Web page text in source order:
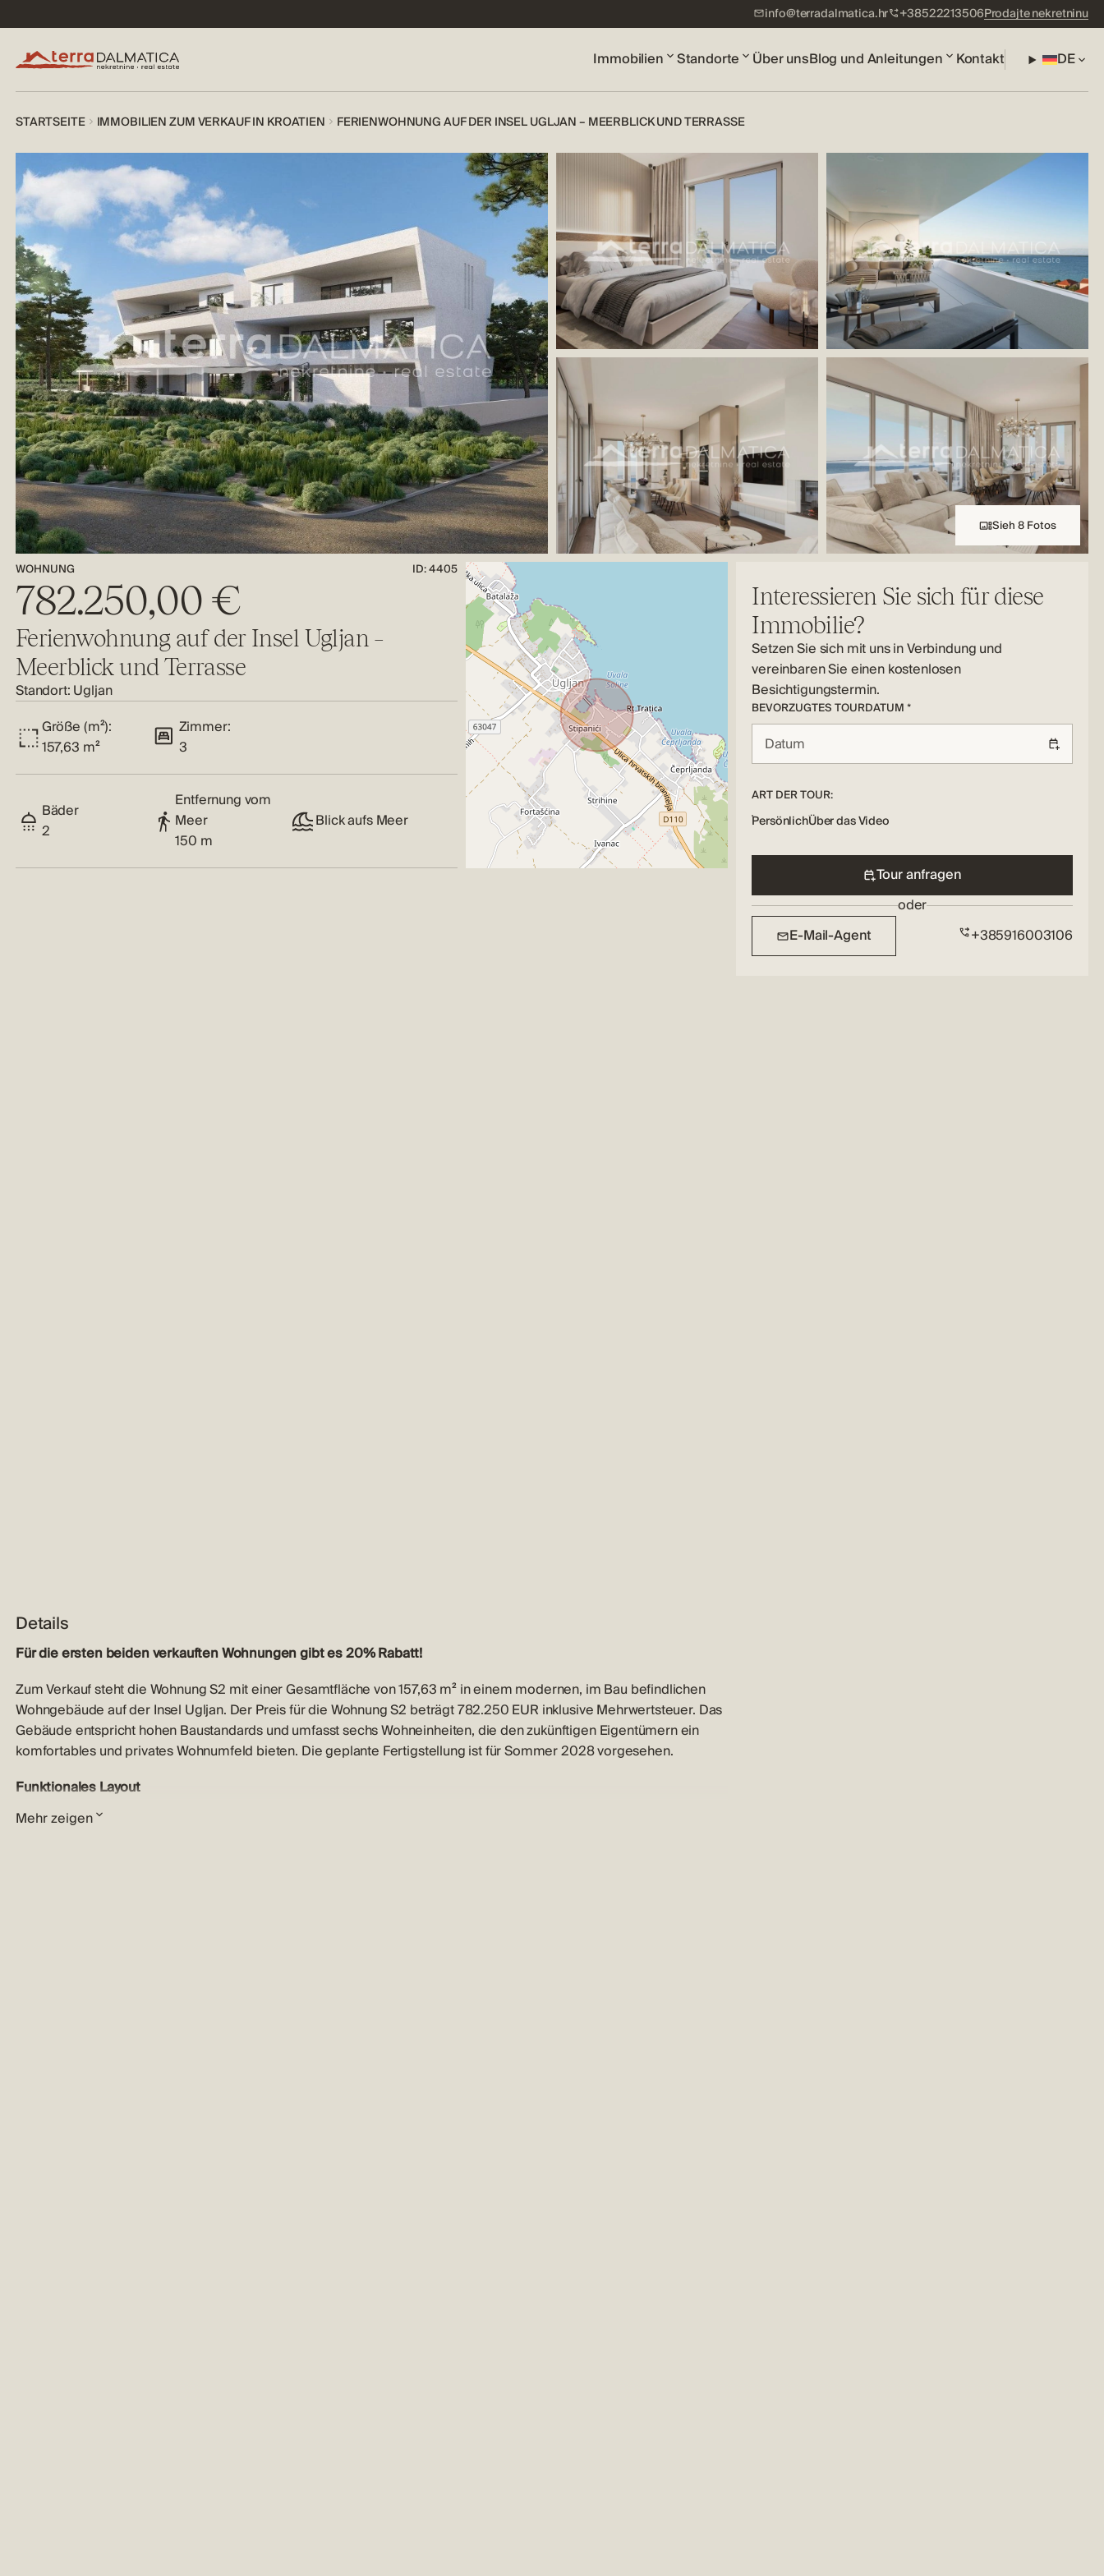
info@terradalmatica.hr +38522213506Prodajte nekretninu
Immobilien Standorte Über unsBlog und Anleitungen Kontakt DE
STARTSEITE IMMOBILIEN ZUM VERKAUF IN KROATIEN FERIENWOHNUNG AUF DER INSEL UGLJAN – MEERBLICK UND TERRASSE
Sieh 8 Fotos
WOHNUNG ID: 4405
782.250,00 €
Ferienwohnung auf der Insel Ugljan –
Meerblick und Terrasse
Standort:Ugljan
Größe (m²):
157,63 m²
Zimmer:
3
Bäder
2
Entfernung vom
Meer
150 m
Blick aufs Meer
Details
Für die ersten beiden verkauften Wohnungen gibt es 20% Rabatt!
Zum Verkauf steht die Wohnung S2 mit einer Gesamtfläche von 157,63 m² in einem modernen, im Bau befindlichen
Wohngebäude auf der Insel Ugljan. Der Preis für die Wohnung S2 beträgt 782.250 EUR inklusive Mehrwertsteuer. Das
Gebäude entspricht hohen Baustandards und umfasst sechs Wohneinheiten, die den zukünftigen Eigentümern ein
komfortables und privates Wohnumfeld bieten. Die geplante Fertigstellung ist für Sommer 2028 vorgesehen.
Funktionales Layout
Apartment S2 besteht aus einer Eingangshalle und einem Flur, der zum Hauptwohnbereich führt. Der offene Wohn-,
Mehr zeigen
Interessieren Sie sich für diese
Immobilie?
Setzen Sie sich mit uns in Verbindung und
vereinbaren Sie einen kostenlosen
Besichtigungstermin.
BEVORZUGTES TOURDATUM *
ART DER TOUR:
PersönlichÜber das Video
Tour anfragen
oder
E-Mail-Agent
+385916003106